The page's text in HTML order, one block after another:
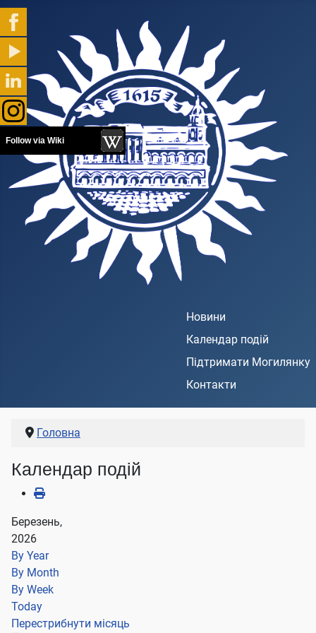
Follow via Wiki
Новини
Календар подій
Підтримати Могилянку
Контакти
Головна
Календар подій
Березень,
2026
By Year
By Month
By Week
Today
Перестрибнути місяць